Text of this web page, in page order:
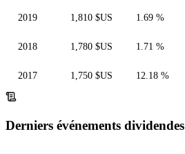
2019 1,810 $US 1.69 %
2018 1,780 $US 1.71 %
2017 1,750 $US 12.18 %
Derniers événements dividendes